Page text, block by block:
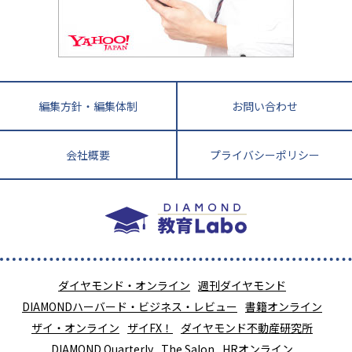
長崎県 熊本県
鹿児島県 沖縄県
教育ジャーナリストが徹底解説！ 大学受験の羅
編集方針・編集体制 お問い合わせ
会社概要 プライバシーポリシー
ダイヤモンド・オンライン 週刊ダイヤモンド
DIAMONDハーバード・ビジネス・レビュー 書籍オンライン
ザイ・オンライン ザイFX！
ダイヤモンド不動産研究所